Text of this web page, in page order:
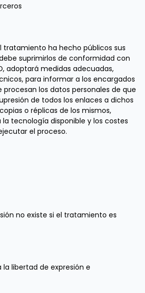
tratamiento ha hecho públicos sus
suprimirlos de conformidad con
adoptará medidas adecuadas,
para informar a los encargados
los datos personales de que
de todos los enlaces a dichos
o réplicas de los mismos,
tecnología disponible y los costes
el proceso.
no existe si el tratamiento es
libertad de expresión e